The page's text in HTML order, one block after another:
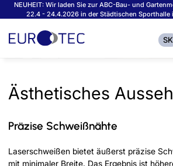
NEUHEIT: Wir laden Sie zur ABC-Bau- und
22.4 - 24.4.2026 in der Städtischen Sporthalle
SK
Ästhetisches
Präzise Schweißnähte
Laserschweißen bietet äußerst präzise
mit minimaler Breite. Das Ergebnis ist